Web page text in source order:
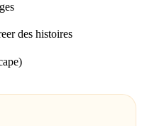
des histoires